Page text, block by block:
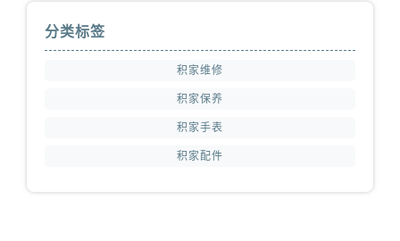
分类标签
积家维修
积家保养
积家手表
积家配件